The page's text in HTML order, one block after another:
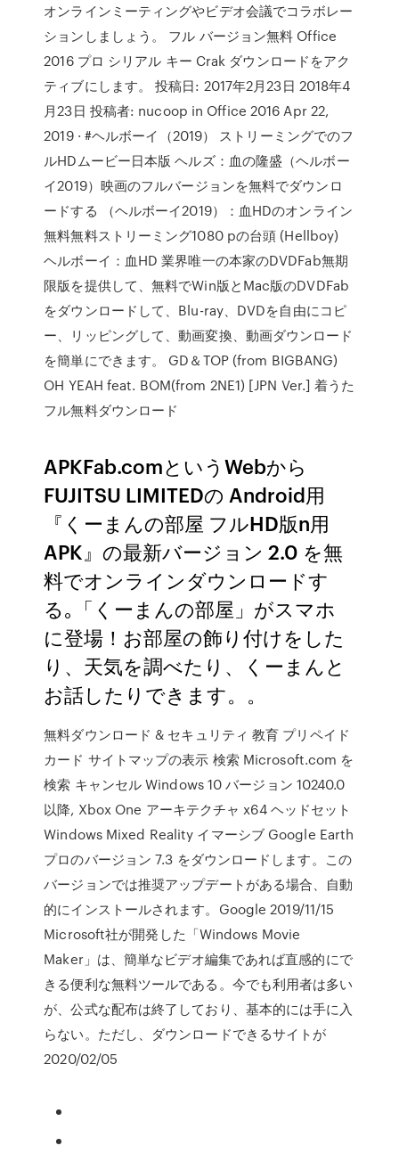
オンラインミーティングやビデオ会議でコラボレー
ションしましょう。 フル バージョン無料 Office
2016 プロ シリアル キー Crak ダウンロードをアク
ティブにします。 投稿日: 2017年2月23日 2018年4
月23日 投稿者: nucoop in Office 2016 Apr 22,
2019 · #ヘルボーイ（2019） ストリーミングでのフ
ルHDムービー日本版 ヘルズ：血の隆盛（ヘルボー
イ2019）映画のフルバージョンを無料でダウンロ
ードする （ヘルボーイ2019）：血HDのオンライン
無料無料ストリーミング1080 pの台頭 (Hellboy)
ヘルボーイ：血HD 業界唯一の本家のDVDFab無期
限版を提供して、無料でWin版とMac版のDVDFab
をダウンロードして、Blu-ray、DVDを自由にコピ
ー、リッピングして、動画変換、動画ダウンロード
を簡単にできます。 GD＆TOP (from BIGBANG)
OH YEAH feat. BOM(from 2NE1) [JPN Ver.] 着うた
フル無料ダウンロード
APKFab.comというWebから
FUJITSU LIMITEDの Android用
『くーまんの部屋 フルHD版n用
APK』の最新バージョン 2.0 を無
料でオンラインダウンロードす
る｡「くーまんの部屋」がスマホ
に登場！お部屋の飾り付けをした
り、天気を調べたり、くーまんと
お話したりできます。。
無料ダウンロード & セキュリティ 教育 プリペイド
カード サイトマップの表示 検索 Microsoft.com を
検索 キャンセル Windows 10 バージョン 10240.0
以降, Xbox One アーキテクチャ x64 ヘッドセット
Windows Mixed Reality イマーシブ Google Earth
プロのバージョン 7.3 をダウンロードします。この
バージョンでは推奨アップデートがある場合、自動
的にインストールされます。Google 2019/11/15
Microsoft社が開発した「Windows Movie
Maker」は、簡単なビデオ編集であれば直感的にで
きる便利な無料ツールである。今でも利用者は多い
が、公式な配布は終了しており、基本的には手に入
らない。ただし、ダウンロードできるサイトが
2020/02/05